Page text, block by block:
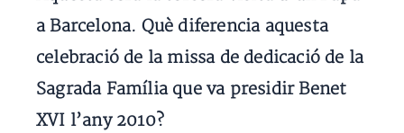
a Barcelona. Què diferencia aquesta
celebració de la missa de dedicació de la
Sagrada Família que va presidir Benet
XVI l’any 2010?